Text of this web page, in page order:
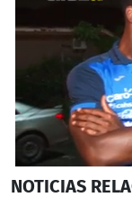
seconds
NOTICIAS